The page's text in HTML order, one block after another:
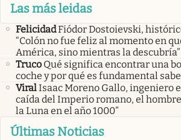
Las más leidas
FelicidadFiódor Dostoievski,
“Colón no fue feliz al momento en
América, sino mientras la descubría”
Truco Qué significa encontrar una
coche y por qué es fundamental
ViralIsaac Moreno Gallo, ingeniero
caída del Imperio romano, el
la Luna en el año 1000”
Últimas Noticias